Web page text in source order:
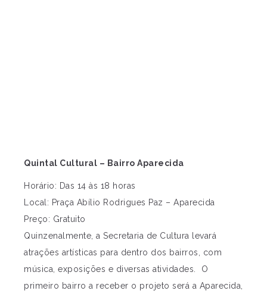
Quintal Cultural – Bairro Aparecida
Horário: Das 14 às 18 horas
Local: Praça Abílio Rodrigues Paz – Aparecida
Preço: Gratuito
Quinzenalmente, a Secretaria de Cultura levará
atrações artísticas para dentro dos bairros, com
música, exposições e diversas atividades. O
primeiro bairro a receber o projeto será a Aparecida,